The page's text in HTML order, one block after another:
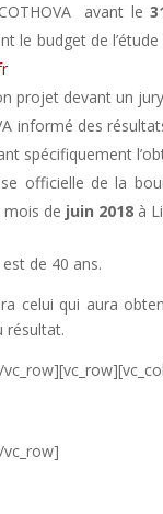
avant le
le budget de
projet devant un
informé des
spécifiquement
officielle de la
mois de juin 2018à
de 40 ans.
celui qui aura
résultat.